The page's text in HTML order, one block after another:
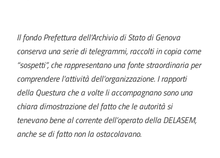
Il fondo Prefettura dell’Archivio di Stato di Genova
conserva una serie di telegrammi, raccolti in copia come
“sospetti”, che rappresentano una fonte straordinaria per
comprendere l’attività dell’organizzazione. I rapporti
della Questura che a volte li accompagnano sono una
chiara dimostrazione del fatto che le autorità si
tenevano bene al corrente dell’operato della DELASEM,
anche se di fatto non la ostacolavano.